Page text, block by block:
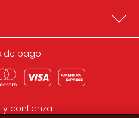
de pago:
y confianza: